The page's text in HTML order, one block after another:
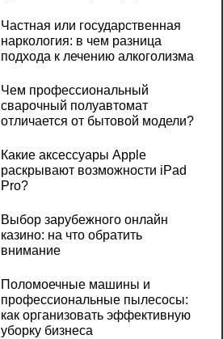
Частная или государственная
наркология: в чем разница
подхода к лечению алкоголизма
Чем профессиональный
сварочный полуавтомат
отличается от бытовой модели?
Какие аксессуары Apple
раскрывают возможности iPad
Pro?
Выбор зарубежного онлайн
казино: на что обратить
внимание
Поломоечные машины и
профессиональные пылесосы:
как организовать эффективную
уборку бизнеса